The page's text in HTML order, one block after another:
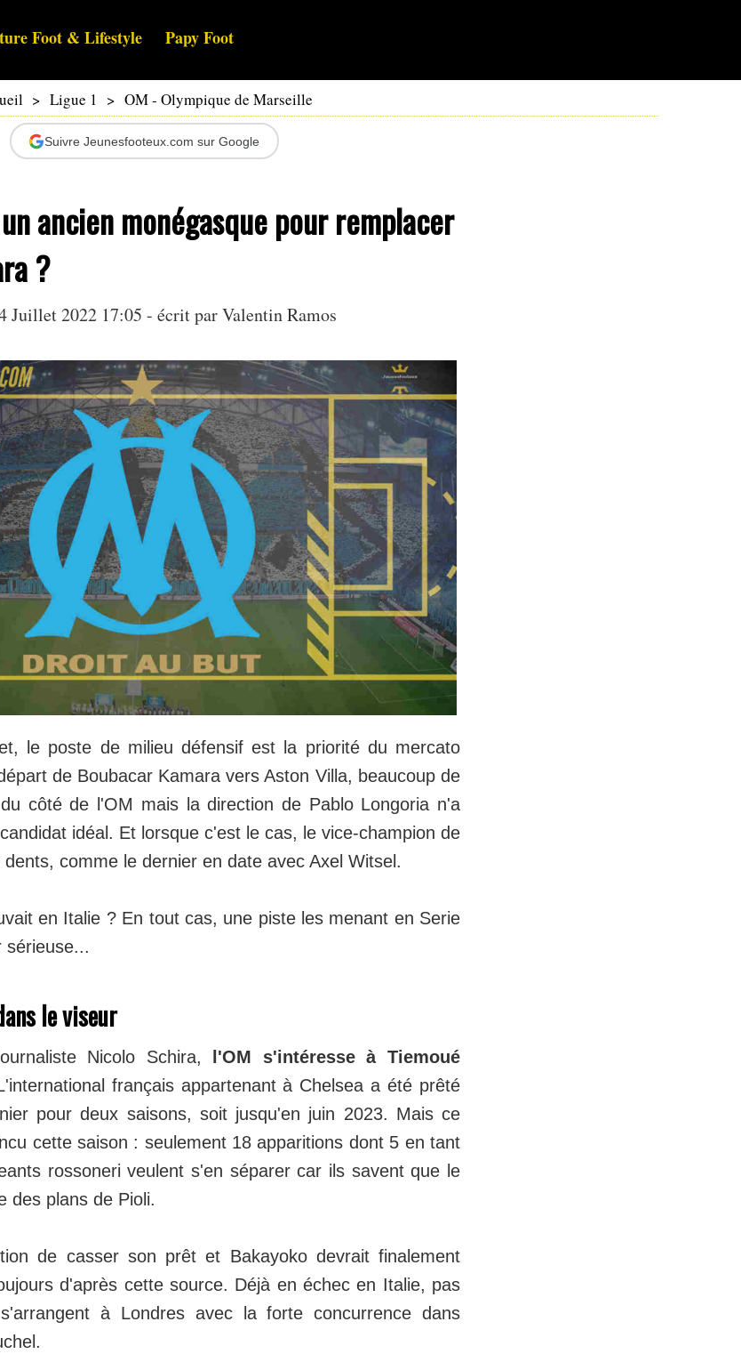
Foot & Lifestyle Papy Foot
> Ligue 1 > OM - Olympique de Marseille
Suivre Jeunesfooteux.com sur Google
ancien monégasque pour remplacer
?
Juillet 2022 17:05 - écrit parValentin Ramos
le poste de milieu défensif est la priorité du mercato
de Boubacar Kamara vers Aston Villa, beaucoup de
côté de l'OM mais la direction de Pablo Longoria n'a
idéal. Et lorsque c'est le cas, le vice-champion de
comme le dernier en date avec Axel Witsel.
en Italie ? En tout cas, une piste les menant en Serie
sérieuse...
le viseur
Nicolo Schira, l'OM s'intéresse à Tiemoué
français appartenant à Chelsea a été prêté
pour deux saisons, soit jusqu'en juin 2023. Mais ce
cette saison : seulement 18 apparitions dont 5 en tant
rossoneri veulent s'en séparer car ils savent que le
des plans de Pioli.
de casser son prêt et Bakayoko devrait finalement
d'après cette source. Déjà en échec en Italie, pas
à Londres avec la forte concurrence dans